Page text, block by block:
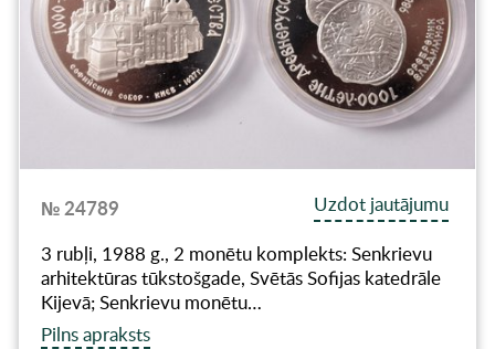
№ 24789
Uzdot jautājumu
3 rubļi, 1988 g., 2 monētu komplekts: Senkrievu
arhitektūras tūkstošgade, Svētās Sofijas katedrāle
Kijevā; Senkrievu monētu…
Pilns apraksts